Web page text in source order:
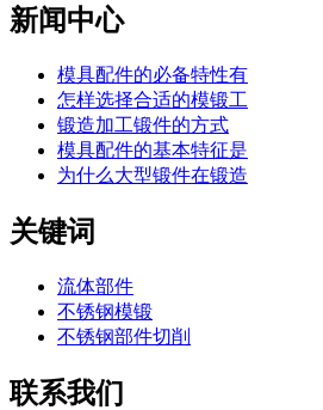
新闻中心
模具配件的必备特性有
怎样选择合适的模锻工
锻造加工锻件的方式
模具配件的基本特征是
为什么大型锻件在锻造
关键词
流体部件
不锈钢模锻
不锈钢部件切削
联系我们